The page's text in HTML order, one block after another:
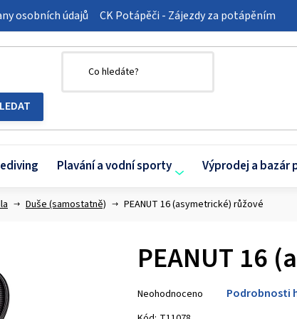
osobních údajů CK Potápěči - Zájezdy za potápěním
Plavání a vodní sporty Výprodej a bazár
Duše (samostatně) PEANUT 16 (asymetrické) růžové
PEANUT 16
hodnocení
Neohodnoceno Podrobnosti